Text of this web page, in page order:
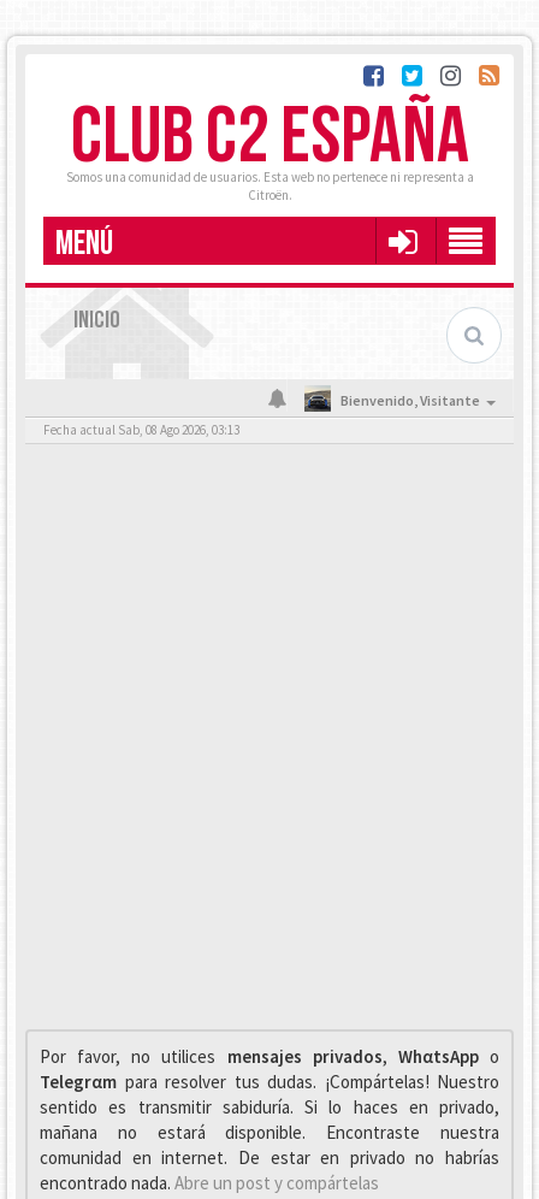
CLUB C2 ESPAÑA
Somos una comunidad de usuarios. Esta web no pertenece ni representa a
Citroën.
MENÚ
INICIO
Bienvenido,Visitante
Fecha actual Sab, 08 Ago 2026, 03:13
Por favor, no utilices mensajes privados, WhαtsAppo
Telegrαm para resolver tus dudas. ¡Compártelas! Nuestro
sentido es transmitir sabiduría. Si lo haces en privado,
mañana no estará disponible. Encontraste nuestra
comunidad en internet. De estar en privado no habrías
encontrado nada. Abre un post y compártelas